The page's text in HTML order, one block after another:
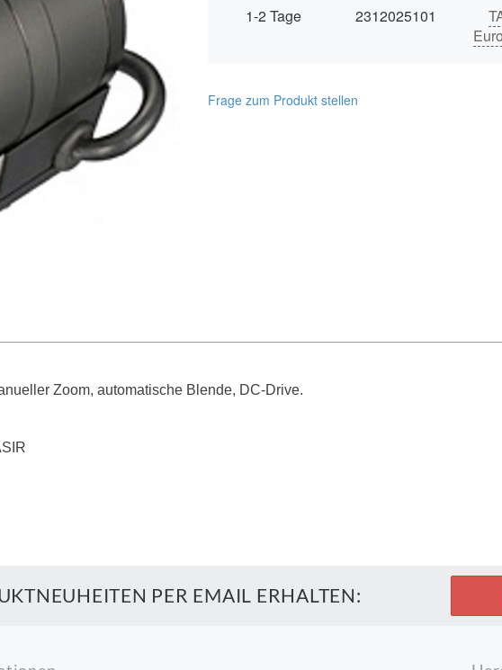
1-2 Tage 2312025101
Frage zum Produkt stellen
Zoom, automatische Blende, DC-Drive.
PER EMAIL ERHALTEN: